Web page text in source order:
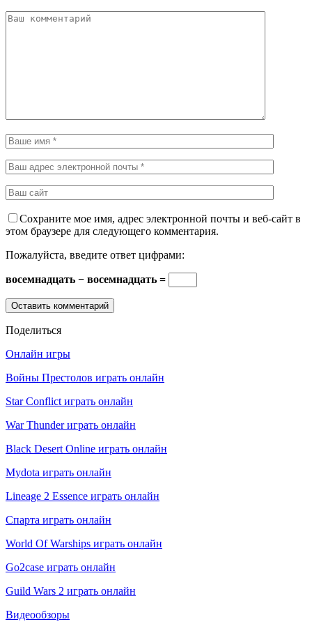
Сохраните мое имя, адрес электронной почты и веб-сайт в
этом браузере для следующего комментария.
Пожалуйста, введите ответ цифрами:
восемнадцать − восемнадцать =
Поделиться
Онлайн игры
Войны Престолов играть онлайн
Star Conflict играть онлайн
War Thunder играть онлайн
Black Desert Online играть онлайн
Mydota играть онлайн
Lineage 2 Essence играть онлайн
Спарта играть онлайн
World Of Warships играть онлайн
Go2case играть онлайн
Guild Wars 2 играть онлайн
Видеообзоры